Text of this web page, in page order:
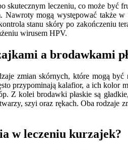
leczeniu, co może być
Nawroty mogą występować także
stanu skóry po
wirusem HPV.
a brodawkami
zmian skórnych, które mogą
przypominają kalafior, a ich kolor
Z kolei brodawki płaskie są
szyi oraz rękach. Oba
w leczeniu kurzajek?